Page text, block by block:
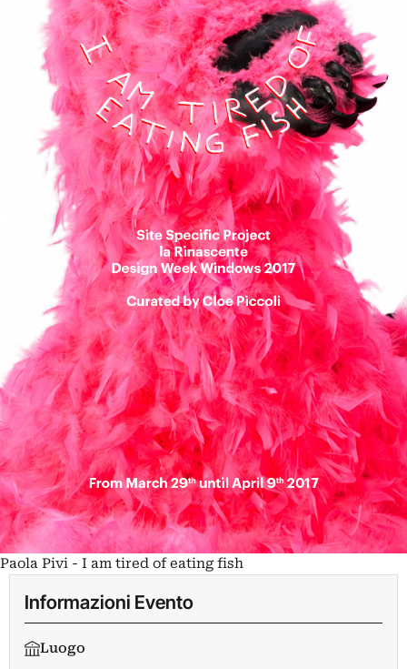
Paola Pivi - I am tired of eating fish
Informazioni Evento
Luogo